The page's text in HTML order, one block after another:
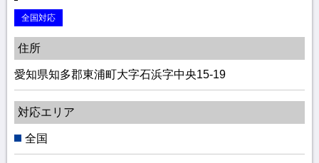
全国対応
住所
愛知県知多郡東浦町大字石浜字中央15-19
対応エリア
全国